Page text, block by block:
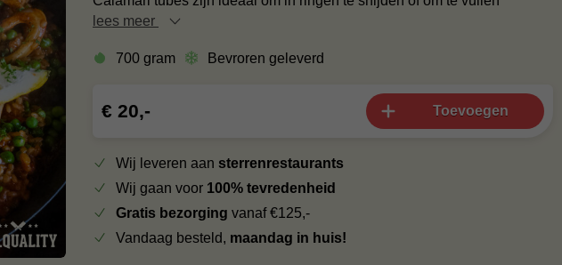
lees meer
700 gram Bevroren geleverd
€ 20,- Toevoegen
Wij leveren aan sterrenrestaurants
Wij gaan voor 100% tevredenheid
Gratis bezorging vanaf €125,-
Vandaag besteld, maandag in huis!